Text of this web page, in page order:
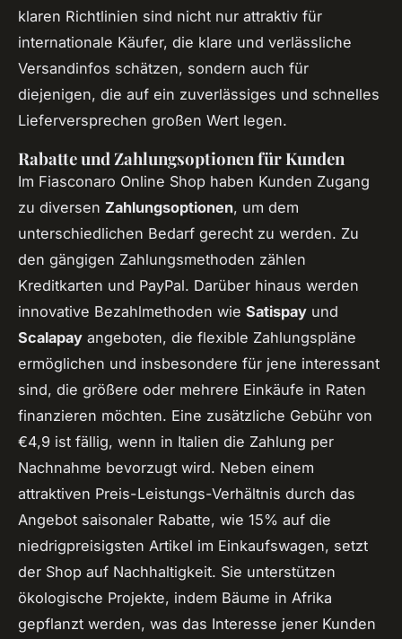
klaren Richtlinien sind nicht nur attraktiv für
internationale Käufer, die klare und verlässliche
Versandinfos schätzen, sondern auch für
diejenigen, die auf ein zuverlässiges und schnelles
Lieferversprechen großen Wert legen.
Rabatte und Zahlungsoptionen für Kunden
Im Fiasconaro Online Shop haben Kunden Zugang
zu diversen Zahlungsoptionen, um dem
unterschiedlichen Bedarf gerecht zu werden. Zu
den gängigen Zahlungsmethoden zählen
Kreditkarten und PayPal. Darüber hinaus werden
innovative Bezahlmethoden wie Satispay und
Scalapay angeboten, die flexible Zahlungspläne
ermöglichen und insbesondere für jene interessant
sind, die größere oder mehrere Einkäufe in Raten
finanzieren möchten. Eine zusätzliche Gebühr von
€4,9 ist fällig, wenn in Italien die Zahlung per
Nachnahme bevorzugt wird. Neben einem
attraktiven Preis-Leistungs-Verhältnis durch das
Angebot saisonaler Rabatte, wie 15% auf die
niedrigpreisigsten Artikel im Einkaufswagen, setzt
der Shop auf Nachhaltigkeit. Sie unterstützen
ökologische Projekte, indem Bäume in Afrika
gepflanzt werden, was das Interesse jener Kunden